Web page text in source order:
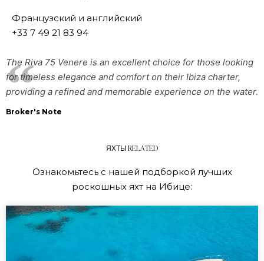
Французский и английский
+33 7 49 21 83 94
The Riva 75 Venere is an excellent choice for those looking
for timeless elegance and comfort on their Ibiza charter,
providing a refined and memorable experience on the water.
Broker's Note
ЯХТЫ RELATED
Ознакомьтесь с нашей подборкой лучших
роскошных яхт на Ибице: